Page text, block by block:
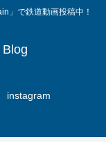
」で鉄道動画投稿中！
instagram